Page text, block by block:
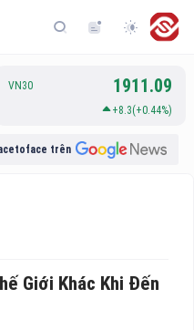
VN30 1911.09
+8.3(+0.44%)
trên
Giới Khác Khi Đến